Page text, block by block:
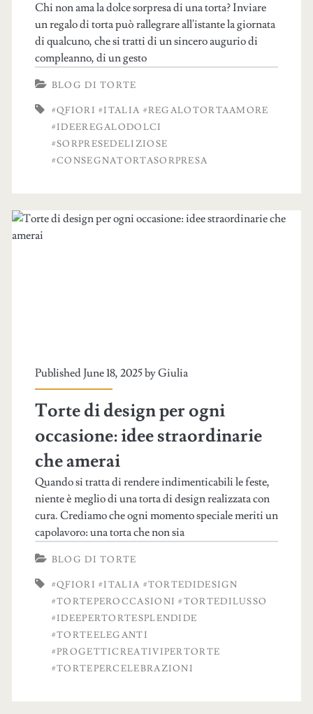
Chi non ama la dolce sorpresa di una torta? Inviare
un regalo di torta può rallegrare all'istante la giornata
di qualcuno, che si tratti di un sincero augurio di
compleanno, di un gesto
BLOG DI TORTE
#QFIORI #ITALIA #REGALOTORTAAMORE
#IDEEREGALODOLCI
#SORPRESEDELIZIOSE
#CONSEGNATORTASORPRESA
Published June 18, 2025 byGiulia
Torte di design per ogni
occasione: idee straordinarie
che amerai
Quando si tratta di rendere indimenticabili le feste,
niente è meglio di una torta di design realizzata con
cura. Crediamo che ogni momento speciale meriti un
capolavoro: una torta che non sia
BLOG DI TORTE
#QFIORI #ITALIA #TORTEDIDESIGN
#TORTEPEROCCASIONI #TORTEDILUSSO
#IDEEPERTORTESPLENDIDE
#TORTEELEGANTI
#PROGETTICREATIVIPERTORTE
#TORTEPERCELEBRAZIONI